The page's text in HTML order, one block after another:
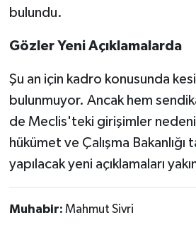
bulundu.
Gözler Yeni Açıklamalarda
Şu an için kadro konusunda
bulunmuyor. Ancak hem
de Meclis'teki girişimler
hükümet ve Çalışma Bakanlığı
yapılacak yeni açıklamaları
Muhabir: Mahmut Sivri